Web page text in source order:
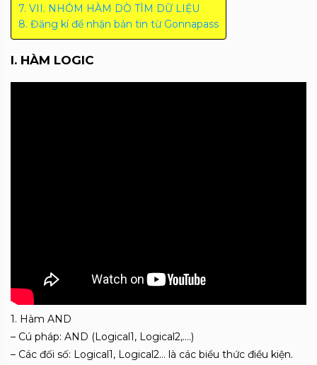
VII. NHÓM HÀM DÒ TÌM DỮ LIỆU
Đăng kí để nhận bản tin từ Gonnapass
I. HÀM LOGIC
1. Hàm AND
– Cú pháp: AND (Logical1, Logical2,….)
– Các đối số: Logical1, Logical2… là các biểu thức điều kiện.